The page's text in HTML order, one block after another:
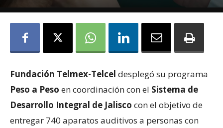
Fundación Telmex-Telcel desplegó su programa
Peso a Peso en coordinación con el Sistema de
Desarrollo Integral de Jalisco con el objetivo de
entregar 740 aparatos auditivos a personas con